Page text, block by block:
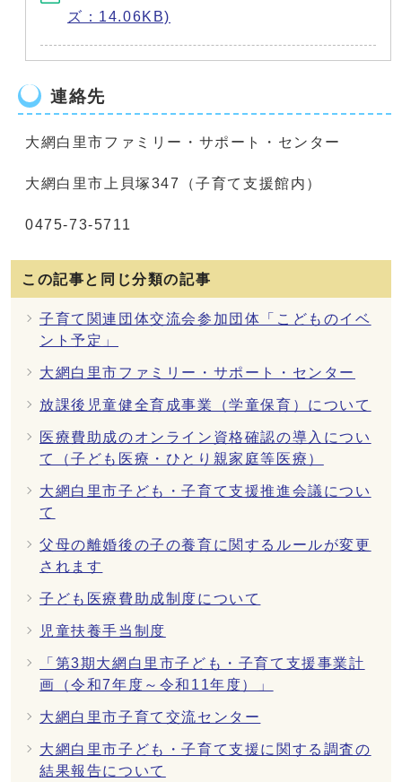
ズ：14.06KB)
連絡先
大網白里市ファミリー・サポート・センター
大網白里市上貝塚347（子育て支援館内）
0475-73-5711
この記事と同じ分類の記事
子育て関連団体交流会参加団体「こどものイベ
ント予定」
大網白里市ファミリー・サポート・センター
放課後児童健全育成事業（学童保育）について
医療費助成のオンライン資格確認の導入につい
て（子ども医療・ひとり親家庭等医療）
大網白里市子ども・子育て支援推進会議につい
て
父母の離婚後の子の養育に関するルールが変更
されます
子ども医療費助成制度について
児童扶養手当制度
「第3期大網白里市子ども・子育て支援事業計
画（令和7年度～令和11年度）」
大網白里市子育て交流センター
大網白里市子ども・子育て支援に関する調査の
結果報告について